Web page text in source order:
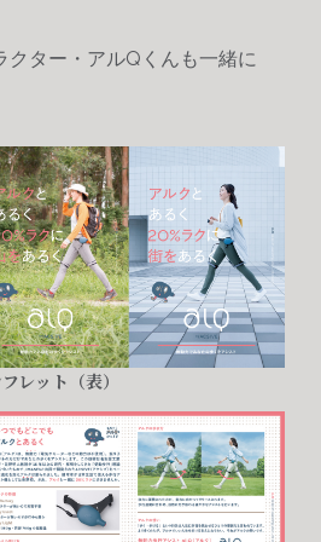
クター・アルQくんも一緒に
レット（表）